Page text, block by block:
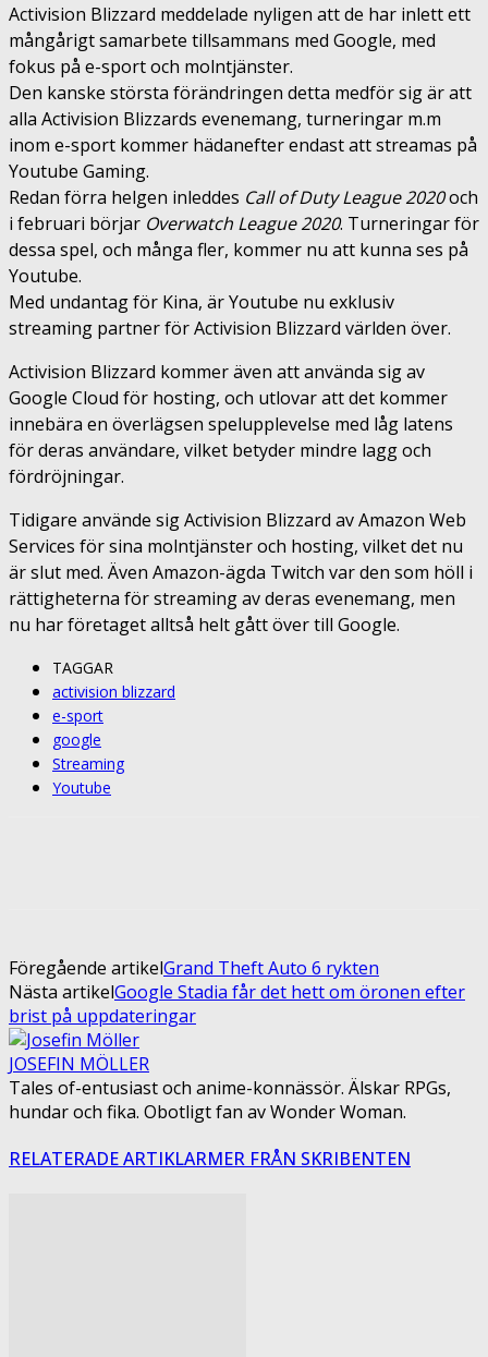
Activision Blizzard meddelade nyligen att de har inlett ett
mångårigt samarbete tillsammans med Google, med
fokus på e-sport och molntjänster.
Den kanske största förändringen detta medför sig är att
alla Activision Blizzards evenemang, turneringar m.m
inom e-sport kommer hädanefter endast att streamas på
Youtube Gaming.
Redan förra helgen inleddes Call of Duty League 2020och
i februari börjar Overwatch League 2020. Turneringar för
dessa spel, och många fler, kommer nu att kunna ses på
Youtube.
Med undantag för Kina, är Youtube nu exklusiv
streaming partner för Activision Blizzard världen över.
Activision Blizzard kommer även att använda sig av
Google Cloud för hosting, och utlovar att det kommer
innebära en överlägsen spelupplevelse med låg latens
för deras användare, vilket betyder mindre lagg och
fördröjningar.
Tidigare använde sig Activision Blizzard av Amazon Web
Services för sina molntjänster och hosting, vilket det nu
är slut med. Även Amazon-ägda Twitch var den som höll i
rättigheterna för streaming av deras evenemang, men
nu har företaget alltså helt gått över till Google.
TAGGAR
activision blizzard
e-sport
google
Streaming
Youtube
Föregående artikelGrand Theft Auto 6 rykten
Nästa artikelGoogle Stadia får det hett om öronen efter
brist på uppdateringar
JOSEFIN MÖLLER
Tales of-entusiast och anime-konnässör. Älskar RPGs,
hundar och fika. Obotligt fan av Wonder Woman.
RELATERADE ARTIKLARMER FRÅN SKRIBENTEN